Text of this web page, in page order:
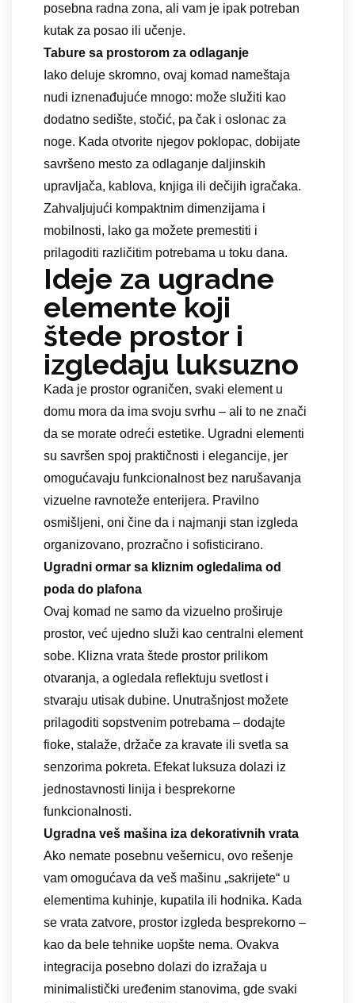
posebna radna zona, ali vam je ipak potreban
kutak za posao ili učenje.
Tabure sa prostorom za odlaganje
Iako deluje skromno, ovaj komad nameštaja
nudi iznenađujuće mnogo: može služiti kao
dodatno sedište, stočić, pa čak i oslonac za
noge. Kada otvorite njegov poklopac, dobijate
savršeno mesto za odlaganje daljinskih
upravljača, kablova, knjiga ili dečijih igračaka.
Zahvaljujući kompaktnim dimenzijama i
mobilnosti, lako ga možete premestiti i
prilagoditi različitim potrebama u toku dana.
Ideje za ugradne
elemente koji
štede prostor i
izgledaju luksuzno
Kada je prostor ograničen, svaki element u
domu mora da ima svoju svrhu – ali to ne znači
da se morate odreći estetike. Ugradni elementi
su savršen spoj praktičnosti i elegancije, jer
omogućavaju funkcionalnost bez narušavanja
vizuelne ravnoteže enterijera. Pravilno
osmišljeni, oni čine da i najmanji stan izgleda
organizovano, prozračno i sofisticirano.
Ugradni ormar sa kliznim ogledalima od
poda do plafona
Ovaj komad ne samo da vizuelno proširuje
prostor, već ujedno služi kao centralni element
sobe. Klizna vrata štede prostor prilikom
otvaranja, a ogledala reflektuju svetlost i
stvaraju utisak dubine. Unutrašnjost možete
prilagoditi sopstvenim potrebama – dodajte
fioke, stalaže, držače za kravate ili svetla sa
senzorima pokreta. Efekat luksuza dolazi iz
jednostavnosti linija i besprekorne
funkcionalnosti.
Ugradna veš mašina iza dekorativnih vrata
Ako nemate posebnu vešernicu, ovo rešenje
vam omogućava da veš mašinu „sakrijete“ u
elementima kuhinje, kupatila ili hodnika. Kada
se vrata zatvore, prostor izgleda besprekorno –
kao da bele tehnike uopšte nema. Ovakva
integracija posebno dolazi do izražaja u
minimalistički uređenim stanovima, gde svaki